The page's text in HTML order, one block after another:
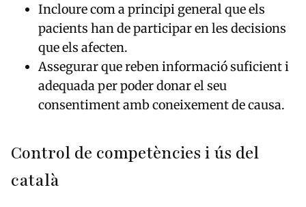
Incloure com a principi general que els
pacients han de participar en les decisions
que els afecten.
Assegurar que reben informació suficient i
adequada per poder donar el seu
consentiment amb coneixement de causa.
Control de competències i ús del
català